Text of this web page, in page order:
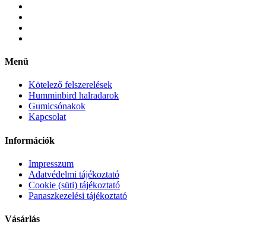
Menü
Kötelező felszerelések
Humminbird halradarok
Gumicsónakok
Kapcsolat
Információk
Impresszum
Adatvédelmi tájékoztató
Cookie (süti) tájékoztató
Panaszkezelési tájékoztató
Vásárlás